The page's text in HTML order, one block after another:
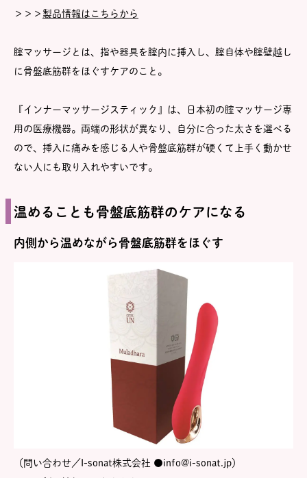
＞＞＞ 製品情報はこちらから
腟マッサージとは、指や器具を腟内に挿入し、腟自体や腟壁越し
に骨盤底筋群をほぐすケアのこと。
『インナーマッサージスティック』は、日本初の腟マッサージ専
用の医療機器。両端の形状が異なり、自分に合った太さを選べる
ので、挿入に痛みを感じる人や骨盤底筋群が硬くて上手く動かせ
ない人にも取り入れやすいです。
温めることも骨盤底筋群のケアになる
内側から温めながら骨盤底筋群をほぐす
（問い合わせ／I-sonat株式会社 ●info@i-sonat.jp）